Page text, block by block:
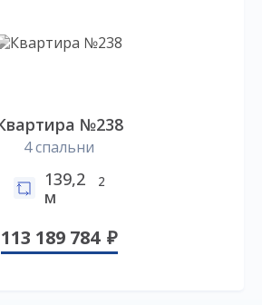
№238
4 спальни
139,2
м
2
113 189 784